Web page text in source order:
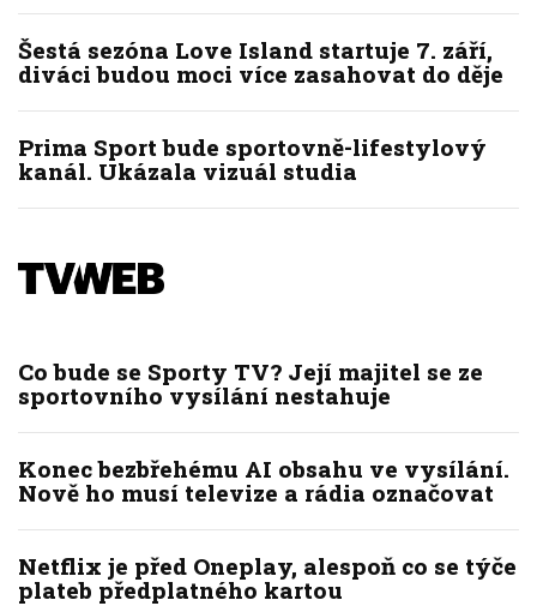
Šestá sezóna Love Island startuje 7. září,
diváci budou moci více zasahovat do děje
Prima Sport bude sportovně-lifestylový
kanál. Ukázala vizuál studia
Co bude se Sporty TV? Její majitel se ze
sportovního vysílání nestahuje
Konec bezbřehému AI obsahu ve vysílání.
Nově ho musí televize a rádia označovat
Netflix je před Oneplay, alespoň co se týče
plateb předplatného kartou